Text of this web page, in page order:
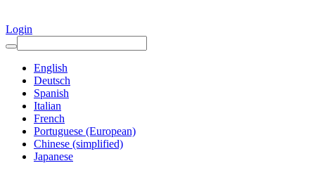
Login
English
Deutsch
Spanish
Italian
French
Portuguese (European)
Chinese (simplified)
Japanese